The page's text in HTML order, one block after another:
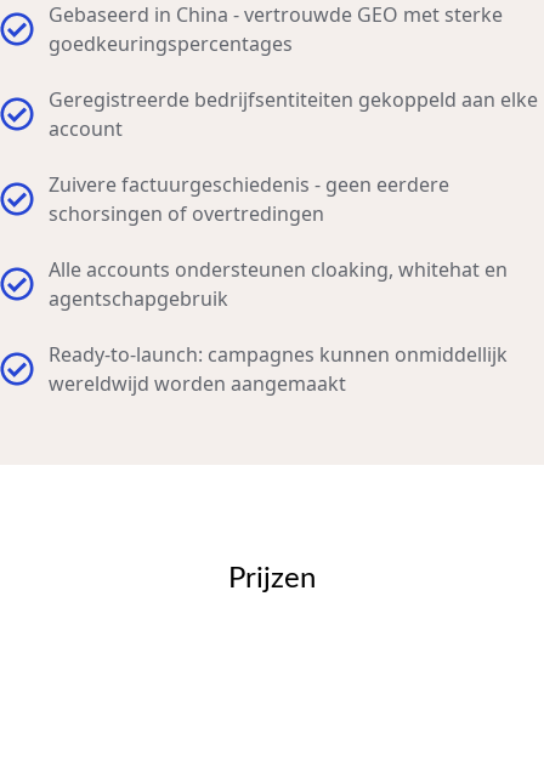
Gebaseerd in China - vertrouwde GEO met sterke
goedkeuringspercentages
Geregistreerde bedrijfsentiteiten gekoppeld aan elke
account
Zuivere factuurgeschiedenis - geen eerdere
schorsingen of overtredingen
Alle accounts ondersteunen cloaking, whitehat en
agentschapgebruik
Ready-to-launch: campagnes kunnen onmiddellijk
wereldwijd worden aangemaakt
Prijzen